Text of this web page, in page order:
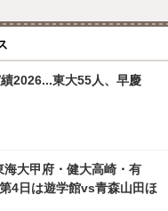
2026...東大55人、早慶
海大甲府・健大高崎・有
4日は遊学館vs青森山田ほ